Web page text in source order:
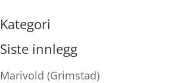
Kategori
Siste innlegg
Marivold (Grimstad)